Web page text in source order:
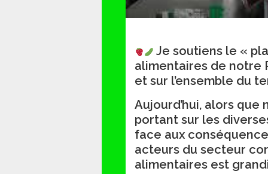
Je soutiens le «
alimentaires de notre
et sur l’ensemble du
Aujourd’hui, alors
portant sur les
face aux
acteurs du secteur
alimentaires est